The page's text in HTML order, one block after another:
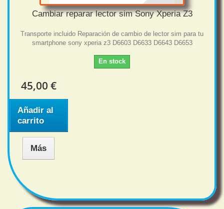
Cambiar reparar lector sim Sony Xperia Z3
Transporte incluido Reparación de cambio de lector sim para tu
smartphone sony xperia z3 D6603 D6633 D6643 D6653
En stock
45,00 €
Añadir al
carrito
Más